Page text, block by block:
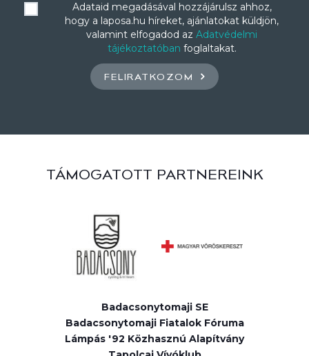
Adataid megadásával hozzájárulsz ahhoz,
hogy a laposa.hu híreket, ajánlatokat küldjön,
valamint elfogadod az Adatvédelmi
tájékoztatóban foglaltakat.
FELIRATKOZOM
TÁMOGATOTT PARTNEREINK
Badacsonytomaji SE
Badacsonytomaji Fiatalok Fóruma
Lámpás '92 Közhasznú Alapítvány